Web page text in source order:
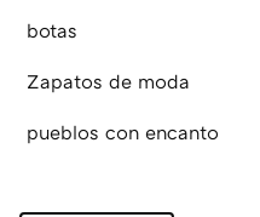
botas
Zapatos de moda
pueblos con encanto